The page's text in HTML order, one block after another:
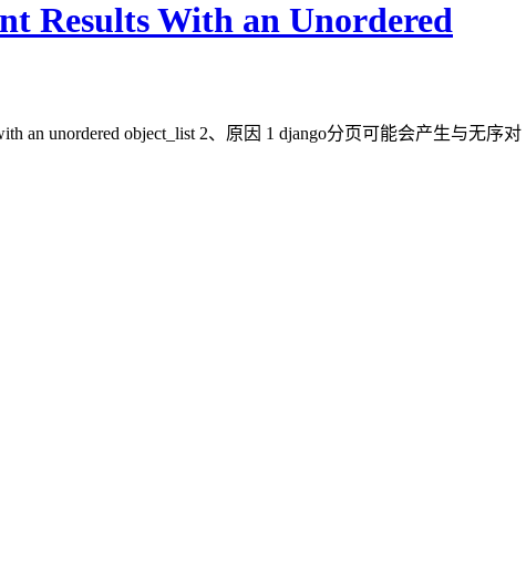
Results With an Unordered
an unordered object_list 2、原因 1 django分页可能会产生与无序对